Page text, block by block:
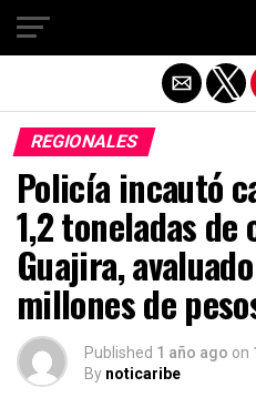
REGIONALES
Policía incautó
1,2 toneladas de
Guajira,
millones de
Published 1 año ago on
By noticaribe